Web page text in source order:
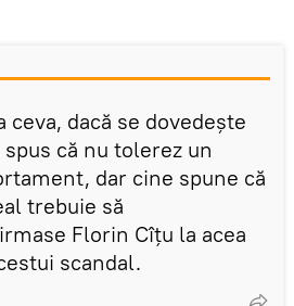
ceva, dacă se dovedește
că nu tolerez un
dar cine spune că
trebuie să
Florin Cîțu la acea
scandal.